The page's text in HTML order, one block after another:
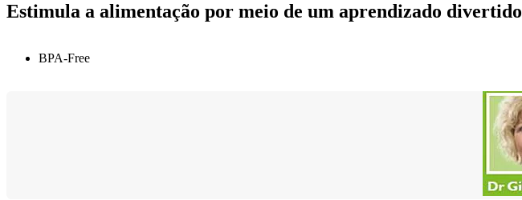
Estimula a alimentação por meio de um aprendizado divertido
BPA-Free